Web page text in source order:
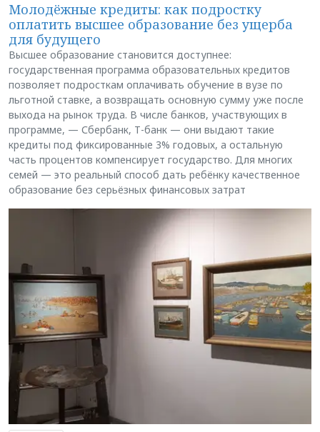
Молодёжные кредиты: как подростку
оплатить высшее образование без ущерба
для будущего
Высшее образование становится доступнее:
государственная программа образовательных кредитов
позволяет подросткам оплачивать обучение в вузе по
льготной ставке, а возвращать основную сумму уже после
выхода на рынок труда. В числе банков, участвующих в
программе, — Сбербанк, Т-банк — они выдают такие
кредиты под фиксированные 3% годовых, а остальную
часть процентов компенсирует государство. Для многих
семей — это реальный способ дать ребёнку качественное
образование без серьёзных финансовых затрат